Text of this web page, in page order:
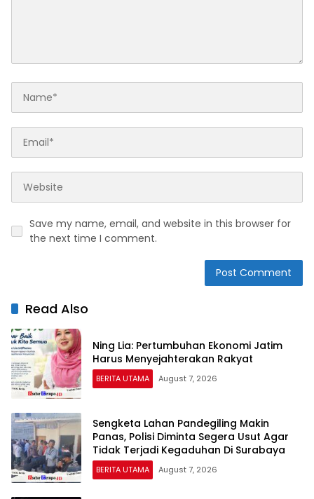
Save my name, email, and website in this browser for
the next time I comment.
Read Also
Ning Lia: Pertumbuhan Ekonomi Jatim
Harus Menyejahterakan Rakyat
BERITA UTAMA August 7, 2026
Sengketa Lahan Pandegiling Makin
Panas, Polisi Diminta Segera Usut Agar
Tidak Terjadi Kegaduhan Di Surabaya
BERITA UTAMA August 7, 2026